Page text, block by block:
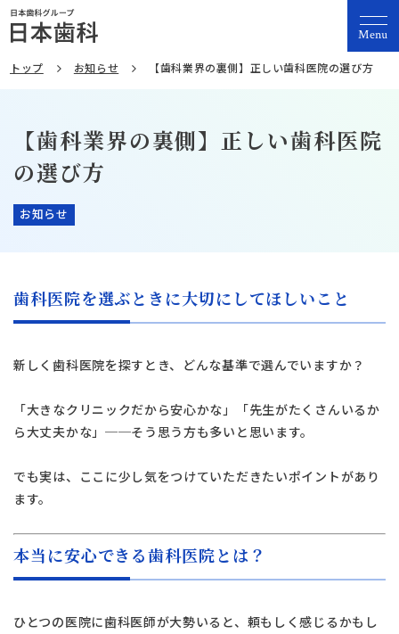
Menu
トップ お知らせ 【歯科業界の裏側】正しい歯科医院の選び方
【歯科業界の裏側】正しい歯科医院
の選び方
お知らせ
歯科医院を選ぶときに大切にしてほしいこと
新しく歯科医院を探すとき、どんな基準で選んでいますか？
「大きなクリニックだから安心かな」「先生がたくさんいるか
ら大丈夫かな」──そう思う方も多いと思います。
でも実は、ここに少し気をつけていただきたいポイントがあり
ます。
本当に安心できる歯科医院とは？
ひとつの医院に歯科医師が大勢いると、頼もしく感じるかもし